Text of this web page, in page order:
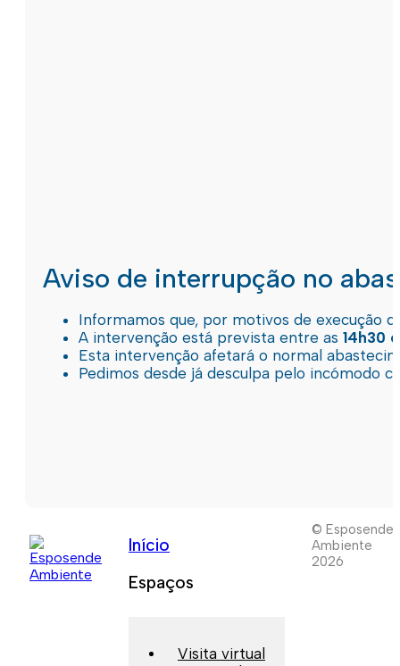
Aviso de interrupção no
Informamos que, por motivos de execução
A intervenção está prevista entre as 14h30
Esta intervenção afetará o normal
Pedimos desde já desculpa pelo incómodo
Início
Espaços
Visita virtual
© Esposende
Ambiente
2026